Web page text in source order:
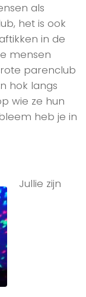
als
het is ook
in de
mensen
parenclub
hok langs
wie ze hun
heb je in
Jullie zijn